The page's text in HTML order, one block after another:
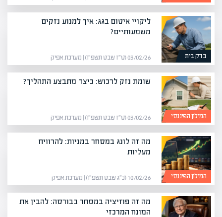
בדק בית
ליקויי איטום בגג: איך למנוע נזקים
משמעותיים?
03/02/26 (ט״ז שבט תשפ״ו) | מערכת אפיק
המילון הפיננסי
שומת נזק לרכוש: כיצד מתבצע התהליך?
03/02/26 (ט״ז שבט תשפ״ו) | מערכת אפיק
המילון הפיננסי
מה זה לונג במסחר במניות: להרוויח
מעליות
10/02/26 (כ״ג שבט תשפ״ו) | מערכת אפיק
מה זה פוזיציה במסחר בבורסה: להבין את
המונח המרכזי